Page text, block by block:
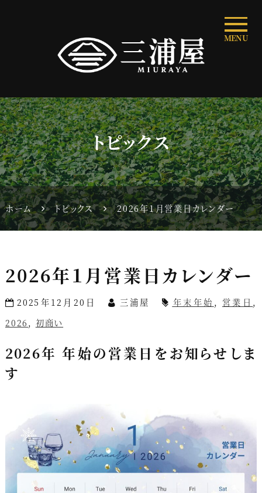
MENU
トピックス
ホーム トピックス 2026年１月営業日カレンダー
2026年１月営業日カレンダー
2025年12月20日 三浦屋 年末年始 , 営業日 ,
2026 , 初商い
2026年 年始の営業日をお知らせしま
す